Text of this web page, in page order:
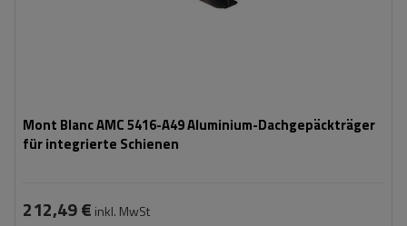
Mont Blanc AMC 5416-A49 Aluminium-Dachgepäckträger
für integrierte Schienen
212,49 € inkl. MwSt